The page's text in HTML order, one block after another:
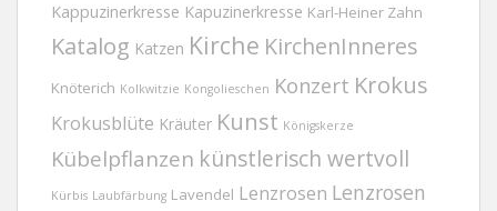
Kappuzinerkresse Kapuzinerkresse Karl-Heiner Zahn
Katalog Katzen Kirche KirchenInneres
Knöterich Kolkwitzie Kongolieschen Konzert Krokus
Krokusblüte Kräuter Kunst Königskerze
Kübelpflanzen künstlerisch wertvoll
Kürbis Laubfärbung Lavendel Lenzrosen Lenzrosen